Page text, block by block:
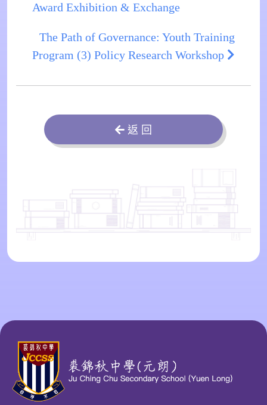
Award Exhibition & Exchange
The Path of Governance: Youth Training
Program (3) Policy Research Workshop
返 回